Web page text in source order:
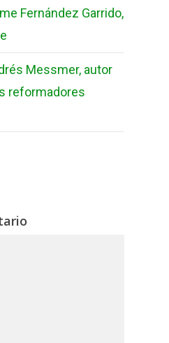
Fernández Garrido,
Messmer, autor
reformadores